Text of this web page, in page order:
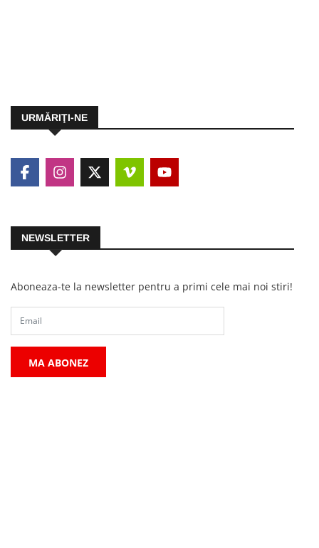
URMĂRIŢI-NE
NEWSLETTER
Aboneaza-te la newsletter pentru a primi cele mai noi stiri!
MA ABONEZ